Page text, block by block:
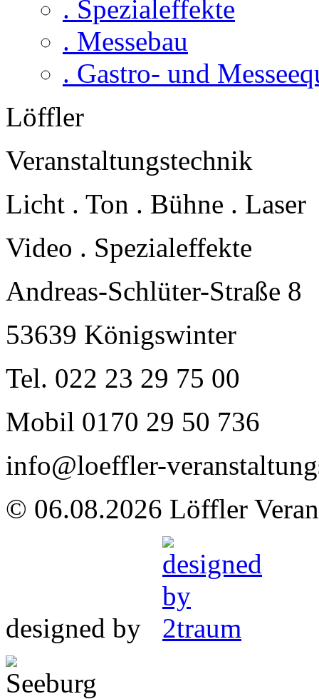
. Spezialeffekte
. Messebau
. Gastro- und
Löffler
Veranstaltungstechnik
Licht . Ton . Bühne . Laser
Video . Spezialeffekte
Andreas-Schlüter-Straße 8
53639 Königswinter
Tel. 022 23 29 75 00
Mobil 0170 29 50 736
info@loeffler-
© 06.08.2026 Löffler
designed by